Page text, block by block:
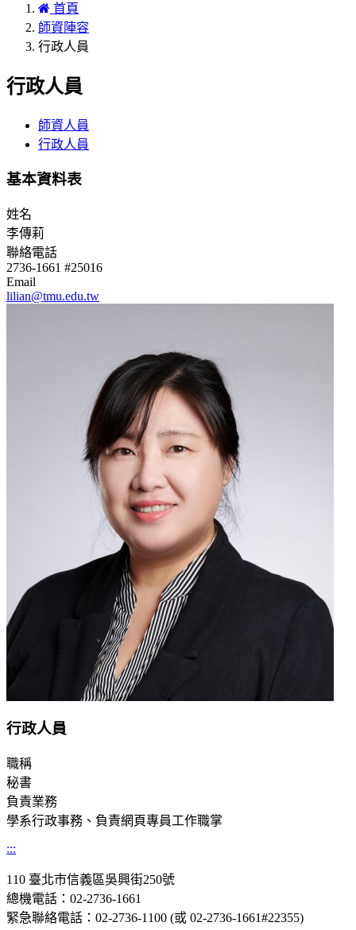
首頁
師資陣容
行政人員
行政人員
師資人員
行政人員
基本資料表
姓名
李傳莉
聯絡電話
2736-1661 #25016
Email
lilian@tmu.edu.tw
行政人員
職稱
秘書
負責業務
學系行政事務、負責網頁專員工作職掌
:::
110 臺北市信義區吳興街250號
總機電話：02-2736-1661
緊急聯絡電話：02-2736-1100 (或 02-2736-1661#22355)